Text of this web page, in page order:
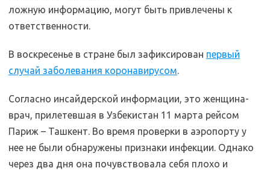
ложную информацию, могут быть привлечены к
ответственности.
В воскресенье в стране был зафиксирован первый
случай заболевания коронавирусом.
Согласно инсайдерской информации, это женщина-
врач, прилетевшая в Узбекистан 11 марта рейсом
Париж – Ташкент. Во время проверки в аэропорту у
нее не были обнаружены признаки инфекции. Однако
через два дня она почувствовала себя плохо и